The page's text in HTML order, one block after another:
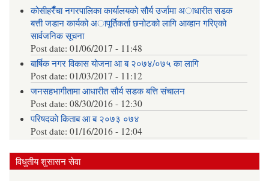
कोसीहरैँचा नगरपालिका कार्यालयको सौर्य उर्जामा अाधारीत सडक
बत्ती जडान कार्यको अापूर्तिकर्ता छनोटको लागि आव्हान गरिएको
सार्वजनिक सूचना
Post date:01/06/2017 - 11:48
बार्षिक नगर विकास योजना आ‍ ब २०७४/०७५ का लागि
Post date:01/03/2017 - 11:12
जनसहभागीतामा आधारीत सौर्य सडक बत्ति संचालन
Post date:08/30/2016 - 12:30
परिषदको किताब आ ब २०७३ ०७४
Post date:01/16/2016 - 12:04
विधुतीय शुसासन सेवा